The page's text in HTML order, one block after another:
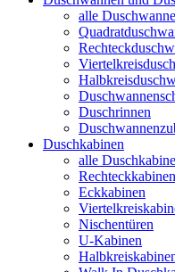
alle
Duschrinnen
Duschkabinen
alle
Rechteckkabinen
Eckkabinen
Nischentüren
U-Kabinen